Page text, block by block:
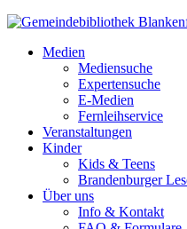
Medien
Mediensuche
Expertensuche
E-Medien
Fernleihservice
Veranstaltungen
Kinder
Kids & Teens
Brandenburger
Über uns
Info & Kontakt